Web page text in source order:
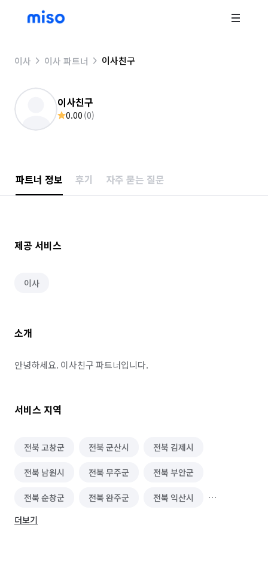
이사 이사 파트너 이사친구
이사친구
0.00 (0)
파트너 정보 후기 자주 묻는 질문
제공 서비스
이사
소개
안녕하세요. 이사친구 파트너입니다.
서비스 지역
전북 고창군 전북 군산시 전북 김제시
전북 남원시 전북 무주군 전북 부안군
전북 순창군 전북 완주군 전북 익산시
전북 임실군
더보기